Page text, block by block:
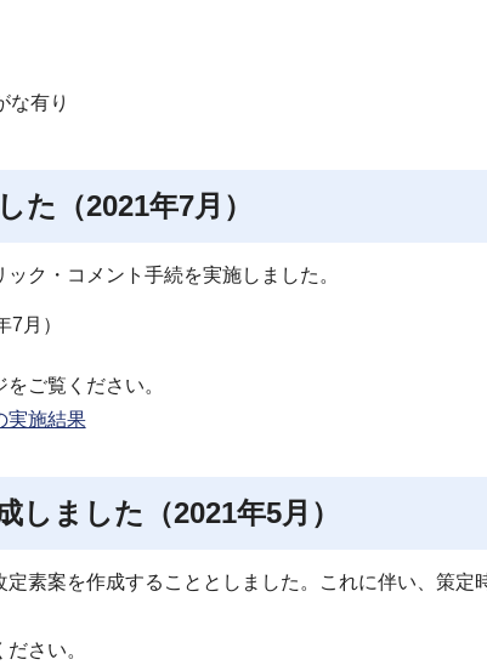
な有り
た（2021年7月）
ク・コメント手続を実施しました。
7月）
ご覧ください。
実施結果
しました（2021年5月）
素案を作成することとしました。これに伴い、策定
さい。